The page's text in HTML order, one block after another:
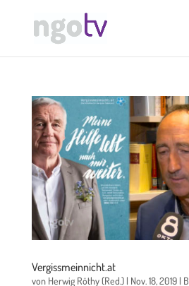
Vergissmeinnicht.at
von Herwig Röthy (Red.)| Nov. 18, 2019|